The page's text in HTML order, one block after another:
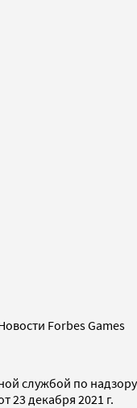
Forbes Games
службой по
23 декабря 2021 г.